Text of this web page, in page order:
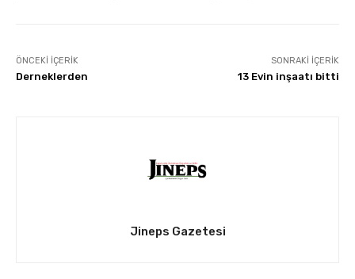
ÖNCEKI İÇERIK
Derneklerden
SONRAKI İÇERIK
13 Evin inşaatı bitti
Jineps Gazetesi